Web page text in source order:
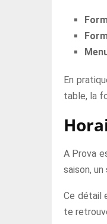
En
table, la
A Prova
saison,
Ce détail
te